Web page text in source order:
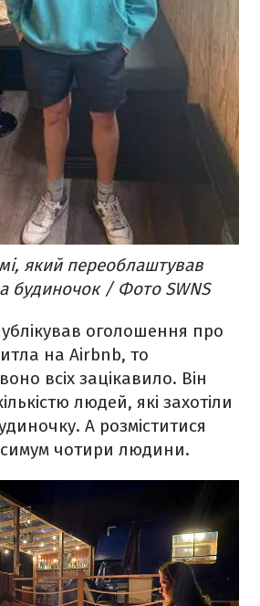
який переоблаштував
будиночок / Фото SWNS
оголошення про
на Airbnb, то
всіх зацікавило. Він
людей, які захотіли
А розміститися
чотири людини.